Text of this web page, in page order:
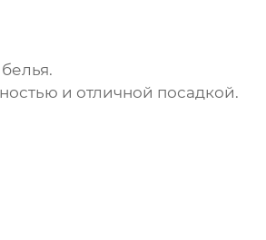
.
и отличной посадкой.